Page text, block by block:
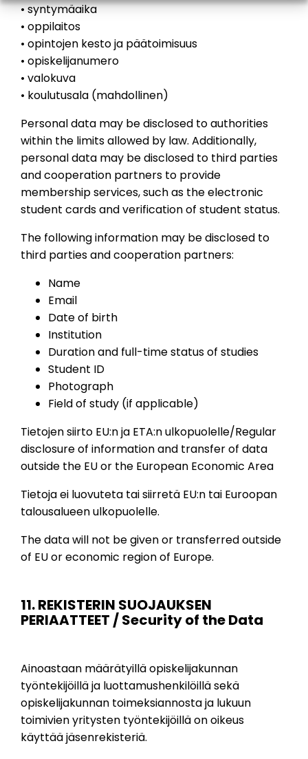
• syntymäaika
• oppilaitos
• opintojen kesto ja päätoimisuus
• opiskelijanumero
• valokuva
• koulutusala (mahdollinen)
Personal data may be disclosed to authorities
within the limits allowed by law. Additionally,
personal data may be disclosed to third parties
and cooperation partners to provide
membership services, such as the electronic
student cards and verification of student status.
The following information may be disclosed to
third parties and cooperation partners:
Name
Email
Date of birth
Institution
Duration and full-time status of studies
Student ID
Photograph
Field of study (if applicable)
Tietojen siirto EU:n ja ETA:n ulkopuolelle/Regular
disclosure of information and transfer of data
outside the EU or the European Economic Area
Tietoja ei luovuteta tai siirretä EU:n tai Euroopan
talousalueen ulkopuolelle.
The data will not be given or transferred outside
of EU or economic region of Europe.
11. REKISTERIN SUOJAUKSEN
PERIAATTEET / Security of the Data
Ainoastaan määrätyillä opiskelijakunnan
työntekijöillä ja luottamushenkilöillä sekä
opiskelijakunnan toimeksiannosta ja lukuun
toimivien yritysten työntekijöillä on oikeus
käyttää jäsenrekisteriä.